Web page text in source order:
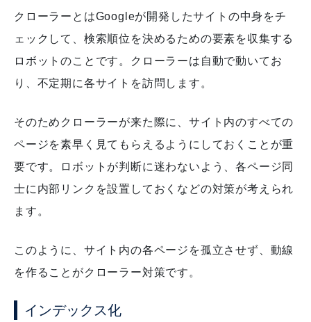
クローラーとはGoogleが開発したサイトの中身をチ
ェックして、検索順位を決めるための要素を収集する
ロボットのことです。クローラーは自動で動いてお
り、不定期に各サイトを訪問します。
そのためクローラーが来た際に、サイト内のすべての
ページを素早く見てもらえるようにしておくことが重
要です。ロボットが判断に迷わないよう、各ページ同
士に内部リンクを設置しておくなどの対策が考えられ
ます。
このように、サイト内の各ページを孤立させず、動線
を作ることがクローラー対策です。
インデックス化